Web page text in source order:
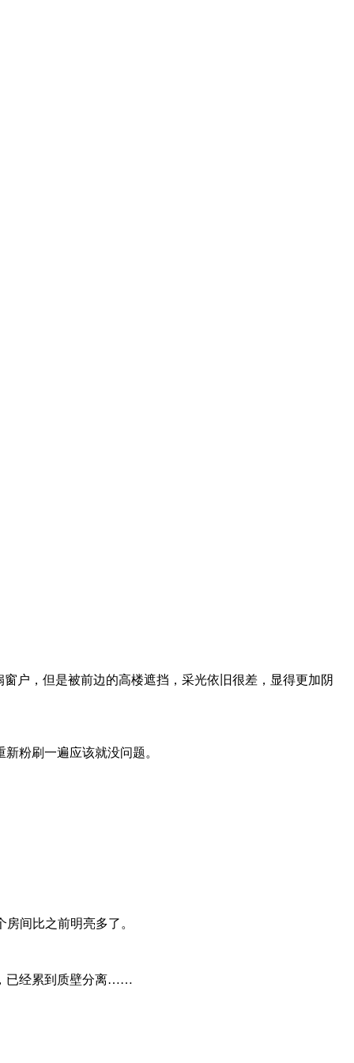
户，但是被前边的高楼遮挡，采光依旧很差，显得更加阴
粉刷一遍应该就没问题。
间比之前明亮多了。
已经累到质壁分离……